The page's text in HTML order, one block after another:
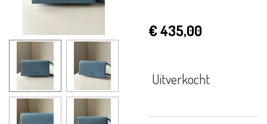
€ 435,00
Uitverkocht